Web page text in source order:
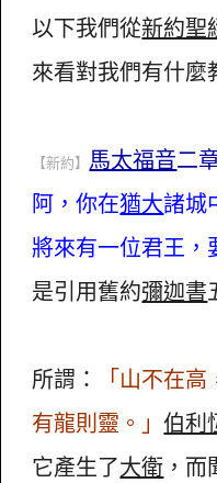
以下我們從新約聖
來看對我們有什麼
【新約】 馬太福音二
阿，你在猶大諸城
將來有一位君王，
是引用舊約彌迦書
所謂：
「山不在
有龍則靈。」伯利
它產生了大衛 ，